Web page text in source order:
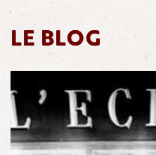
LE BLOG